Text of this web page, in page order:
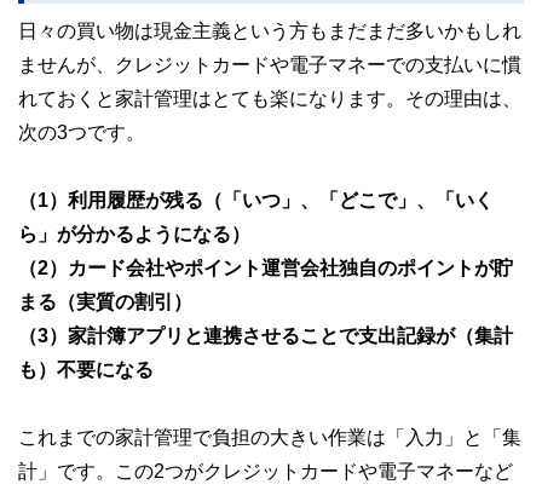
日々の買い物は現金主義という方もまだまだ多いかもしれ
ませんが、クレジットカードや電子マネーでの支払いに慣
れておくと家計管理はとても楽になります。その理由は、
次の3つです。
（1）利用履歴が残る（「いつ」、「どこで」、「いく
ら」が分かるようになる）
（2）カード会社やポイント運営会社独自のポイントが貯
まる（実質の割引）
（3）家計簿アプリと連携させることで支出記録が（集計
も）不要になる
これまでの家計管理で負担の大きい作業は「入力」と「集
計」です。この2つがクレジットカードや電子マネーなど